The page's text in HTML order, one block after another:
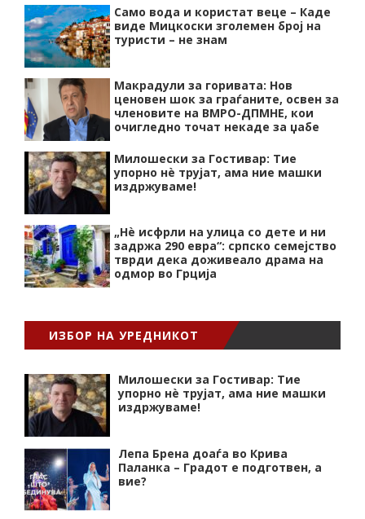
Само вода и користат веце – Каде
виде Мицкоски зголемен број на
туристи – не знам
Макрадули за горивата: Нов
ценовен шок за граѓаните, освен за
членовите на ВМРО-ДПМНЕ, кои
очигледно точат некаде за џабе
Милошески за Гостивар: Тие
упорно нѐ трујат, ама ние машки
издржуваме!
„Нѐ исфрли на улица со дете и ни
задржа 290 евра“: српско семејство
тврди дека доживеало драма на
одмор во Грција
ИЗБОР НА УРЕДНИКОТ
Милошески за Гостивар: Тие
упорно нѐ трујат, ама ние машки
издржуваме!
Лепа Брена доаѓа во Крива
Паланка – Градот е подготвен, а
вие?